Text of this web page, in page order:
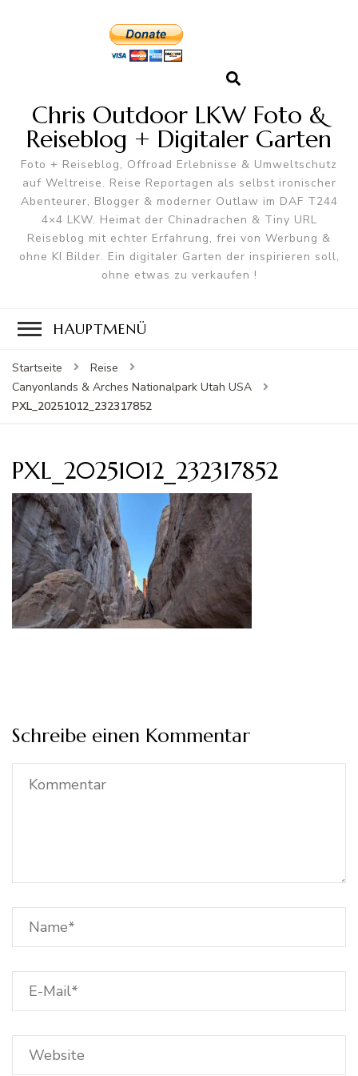
Chris Outdoor LKW Foto &
Reiseblog + Digitaler Garten
Foto + Reiseblog, Offroad Erlebnisse & Umweltschutz
auf Weltreise. Reise Reportagen als selbst ironischer
Abenteurer, Blogger & moderner Outlaw im DAF T244
4×4 LKW. Heimat der Chinadrachen & Tiny URL
Reiseblog mit echter Erfahrung, frei von Werbung &
ohne KI Bilder. Ein digitaler Garten der inspirieren soll,
ohne etwas zu verkaufen !
HAUPTMENÜ
Startseite
Reise
Canyonlands & Arches Nationalpark Utah USA
PXL_20251012_232317852
PXL_20251012_232317852
Schreibe einen Kommentar